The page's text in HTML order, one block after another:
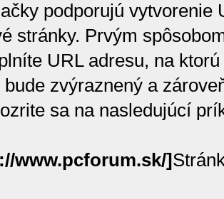
podporujú vytvorenie
stránky. Prvým
URL adresu, na
zvýraznený a
sa na nasledujúcí
www.pcforum.sk/]